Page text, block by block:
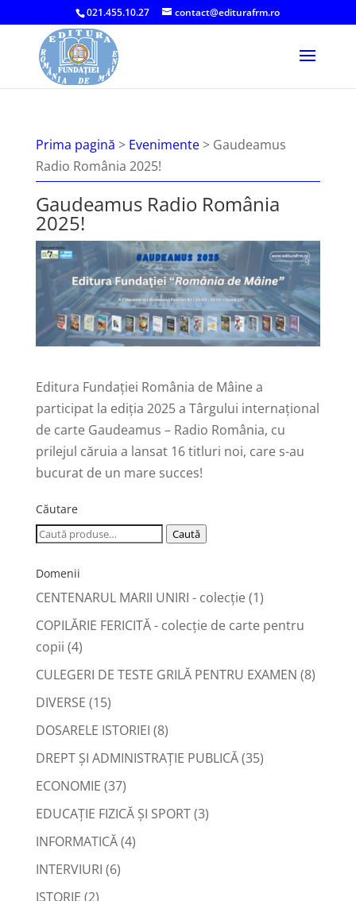
021.455.10.27 contact@editurafrm.ro
Prima pagină > Evenimente> Gaudeamus
Radio România 2025!
Gaudeamus Radio România
2025!
Editura Fundației România de Mâine a
participat la ediția 2025 a Târgului internațional
de carte Gaudeamus – Radio România, cu
prilejul căruia a lansat 16 titluri noi, care s-au
bucurat de un mare succes!
Căutare
Caută
Caută
Domenii
CENTENARUL MARII UNIRI - colecție(1)
COPILĂRIE FERICITĂ - colecţie de carte pentru
copii (4)
CULEGERI DE TESTE GRILĂ PENTRU EXAMEN (8)
DIVERSE (15)
DOSARELE ISTORIEI (8)
DREPT ŞI ADMINISTRAŢIE PUBLICĂ(35)
ECONOMIE (37)
EDUCAŢIE FIZICĂ ŞI SPORT(3)
INFORMATICĂ(4)
INTERVIURI (6)
ISTORIE (2)